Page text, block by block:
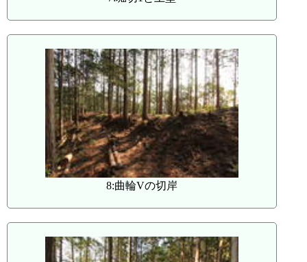
8:曲輪Vの切岸